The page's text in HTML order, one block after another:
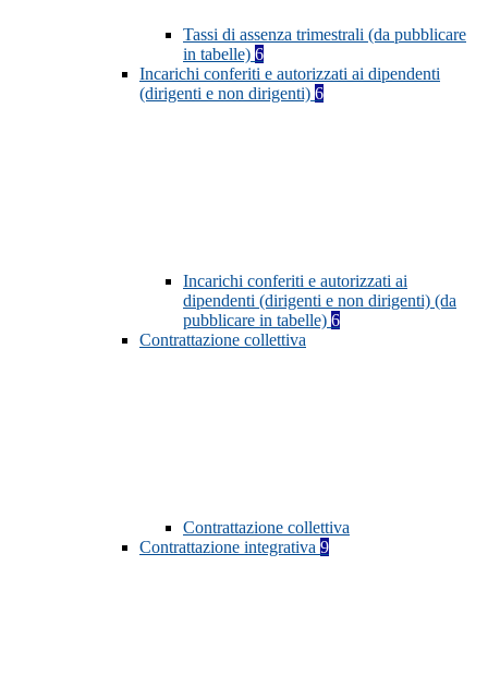
Tassi di assenza trimestrali (da pubblicare
in tabelle) 6
Incarichi conferiti e autorizzati ai dipendenti
(dirigenti e non dirigenti) 6
Incarichi conferiti e autorizzati ai
dipendenti (dirigenti e non dirigenti) (da
pubblicare in tabelle) 6
Contrattazione collettiva
Contrattazione collettiva
Contrattazione integrativa 9